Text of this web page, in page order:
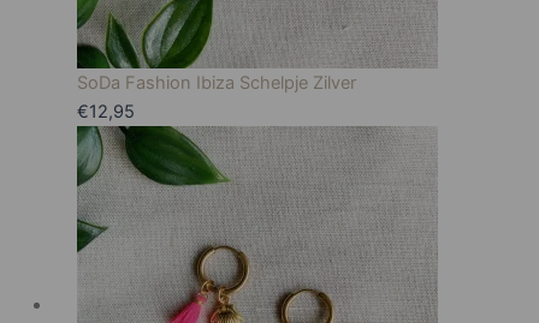
SoDa Fashion Ibiza Schelpje Zilver
€12,95